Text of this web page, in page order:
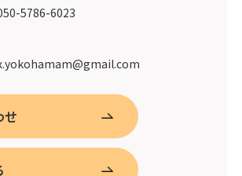
5786-6023
せ